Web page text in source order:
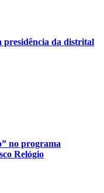
presidência da distrital
no programa
Relógio